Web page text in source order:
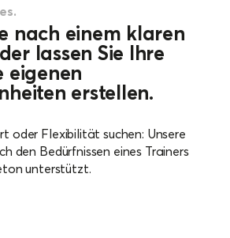
nach einem klaren
lassen Sie Ihre
eigenen
erstellen.
oder Flexibilität suchen: Unsere
den Bedürfnissen eines Trainers
unterstützt.